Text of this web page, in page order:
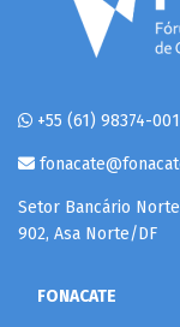
+55 (61) 98374-
Setor Bancário
902, Asa Norte/DF
FONACATE